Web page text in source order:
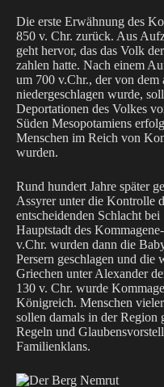
Die erste Erwähnung des
850 v. Chr. zurück. Aus
geht hervor, das das Volk
zahlen hatte. Nach einem
um 700 v.Chr., der von dem
niedergeschlagen wurde,
Deportationen des Volkes
Süden Mesopotamiens
Menschen im Reich von
wurden.
Rund hundert Jahre später
Assyrer unter die Kontrolle
entscheidenden Schlacht bei
Hauptstadt des
v.Chr. wurden dann die
Persern geschlagen und die
Griechen unter Alexander
130 v. Chr. wurde
Königreich. Menschen
sollen damals in der Region
Regeln und
Familienklans.